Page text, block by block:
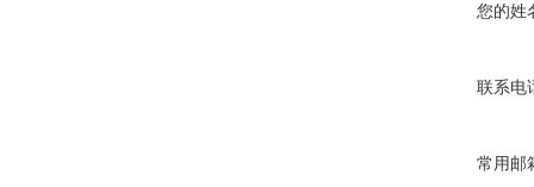
您的姓
联系电
常用邮